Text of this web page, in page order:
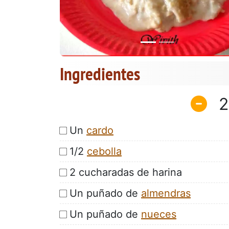
Ingredientes
2
Un cardo
1/2 cebolla
2 cucharadas de harina
Un puñado de almendras
Un puñado de nueces